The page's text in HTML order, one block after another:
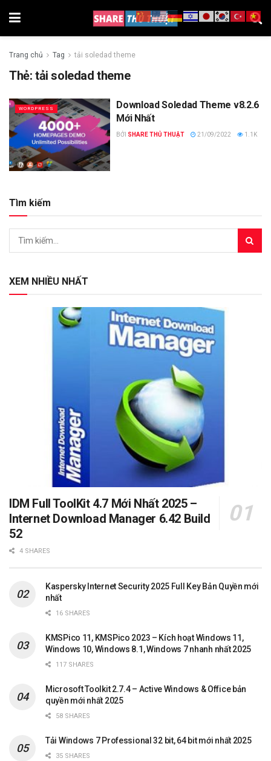
Trang chủ Tag tải soledad theme
Thẻ:tải soledad theme
WORDPRESS
Download Soledad Theme v8.2.6
Mới Nhất
BỞI SHARE THỦ THUẬT 21/09/2022 1.1K
Tìm kiếm
XEM NHIỀU NHẤT
IDM Full ToolKit 4.7 Mới Nhất 2025 –
Internet Download Manager 6.42 Build
52
4 SHARES
Kaspersky Internet Security 2025 Full Key Bản Quyền mới
nhất
16 SHARES
KMSPico 11, KMSPico 2023 – Kích hoạt Windows 11,
Windows 10, Windows 8.1, Windows 7 nhanh nhất 2025
117 SHARES
Microsoft Toolkit 2.7.4 – Active Windows & Office bản
quyền mới nhất 2025
58 SHARES
Tải Windows 7 Professional 32 bit, 64 bit mới nhất 2025
35 SHARES